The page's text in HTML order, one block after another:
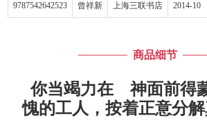
9787542642523 曾祥新 上海三联书店 2014-10
商品细节
你当竭力在 神面前得
愧的工人，按着正意分解